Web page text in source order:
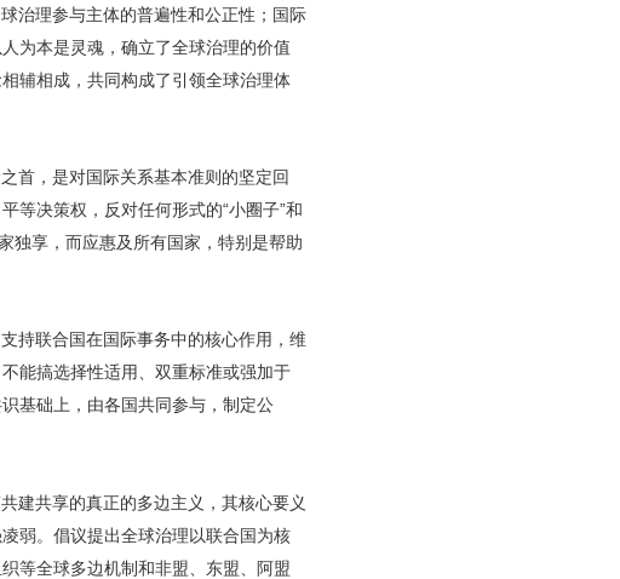
治理参与主体的普遍性和公正性；国际
为本是灵魂，确立了全球治理的价值
辅相成，共同构成了引领全球治理体
首，是对国际关系基本准则的坚定回
等决策权，反对任何形式的“小圈子”和
独享，而应惠及所有国家，特别是帮助
持联合国在国际事务中的核心作用，维
能搞选择性适用、双重标准或强加于
基础上，由各国共同参与，制定公
建共享的真正的多边主义，其核心要义
弱。倡议提出全球治理以联合国为核
等全球多边机制和非盟、东盟、阿盟